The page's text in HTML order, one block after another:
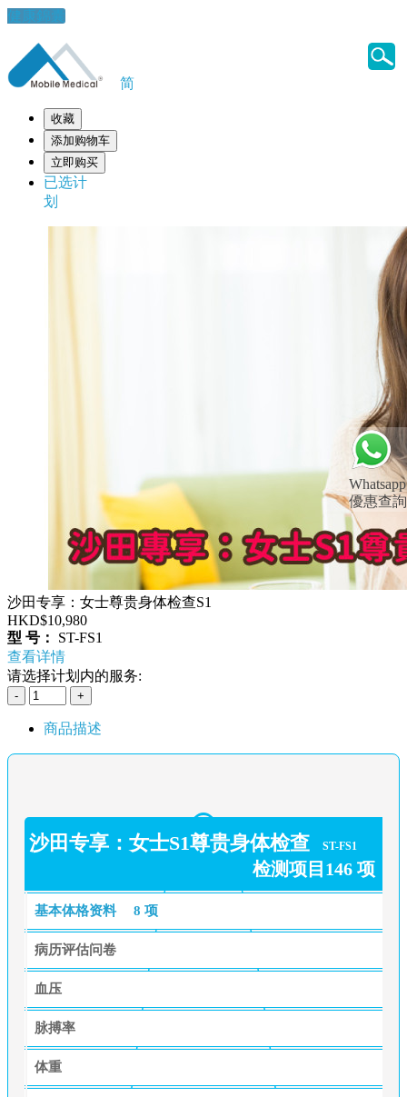
健康錦囊
Whatsapp
優惠查詢
简
收藏
添加购物车
立即购买
已选计
划
沙田专享：女士尊贵身体检查S1
HKD$10,980
型 号：
ST-FS1
查看详情
请选择计划内的服务:
商品描述
沙田专享：女士S1尊贵身体检查 ST-FS1
检测项目146 项
基本体格资料 8 项
病历评估问卷
血压
脉搏率
体重